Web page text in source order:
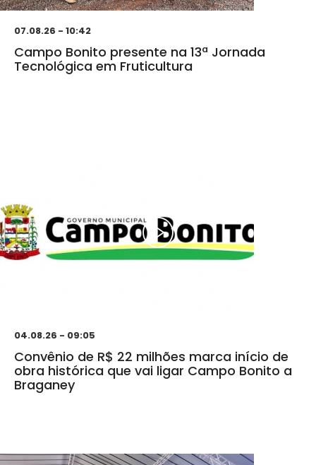
07.08.26 - 10:42
Campo Bonito presente na 13ª Jornada
Tecnológica em Fruticultura
04.08.26 - 09:05
Convênio de R$ 22 milhões marca início de
obra histórica que vai ligar Campo Bonito a
Braganey